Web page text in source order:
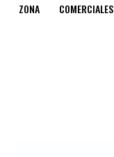
ZONA COMERCIALES